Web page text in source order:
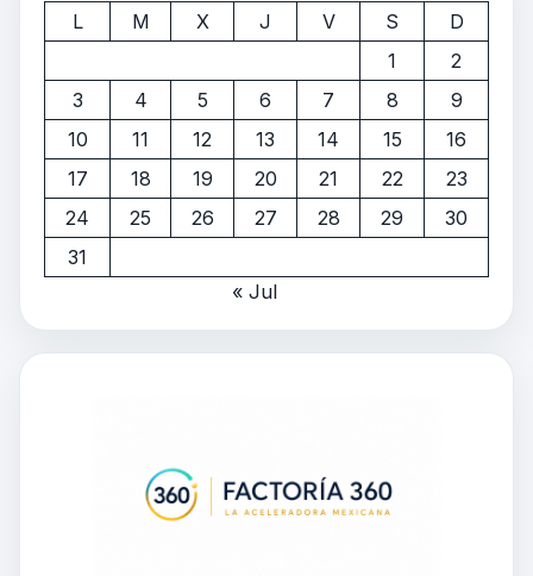
L
M X J V S
D
1
2
3
4 5 6 7 8
9
10
11 12 13 14 15
16
17
18 19 20 21 22
23
24
25 26 27 28 29
30
31
« Jul